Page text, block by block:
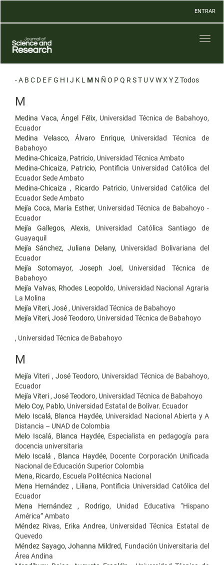
Contenido
Barra
lateral
ENTRAR
-A B C D E FG H I J K L M N Ñ O PQ R ST UVWX YZTodos
M
Medina Vaca, Ángel Félix, Universidad Técnica de Babahoyo,
Ecuador
Medina Velasco, Álvaro Enrique, Universidad Técnica de
Babahoyo
Medina-Chicaiza, Patricio, Universidad Técnica Ambato
Medina-Chicaiza, Patricio, Pontificia Universidad Católica del
Ecuador Sede Ambato
Medina-Chicaiza , Ricardo Patricio, Universidad Católica del
Ecuador Sede Ambato
Mejía Coca, María Esther, Universidad Técnica de Babahoyo -
Ecuador
Mejía Gallegos, Alexis, Universidad Católica Santiago de
Guayaquil
Mejía Sánchez, Juliana Delany, Universidad Bolivariana del
Ecuador
Mejía Sotomayor, Joseph Joel , Universidad Técnica de
Babahoyo
Mejía Valvas, Rhodes Leopoldo, Universidad Nacional Agraria
La Molina
Mejía Viteri, José , Universidad Técnica de Babahoyo
Mejía Viteri, José Teodoro, Universidad Técnica de Babahoyo
, Universidad Técnica de Babahoyo
M
Mejía Viteri , José Teodoro, Universidad Técnica de Babahoyo,
Ecuador
Mejía Viteri , José Teodoro, Universidad Técnica de Babahoyo
Melo Coy, Pablo, Universidad Estatal de Bolívar. Ecuador
Melo Iscalá, Blanca Haydée, Universidad Nacional Abierta y A
Distancia – UNAD de Colombia
Melo Iscalá, Blanca Haydée, Especialista en pedagogía para
docencia universitaria
Melo Iscalá , Blanca Haydée, Docente Corporación Unificada
Nacional de Educación Superior Colombia
Mena, Ricardo, Escuela Politécnica Nacional
Mena Hernández , Liliana, Pontificia Universidad Católica del
Ecuador
Mena Hernández , Rodrigo, Unidad Educativa “Hispano
América” Ambato
Méndez Rivas, Erika Andrea, Universidad Técnica Estatal de
Quevedo
Méndez Sayago, Johanna Mildred, Fundación Universitaria del
Área Andina